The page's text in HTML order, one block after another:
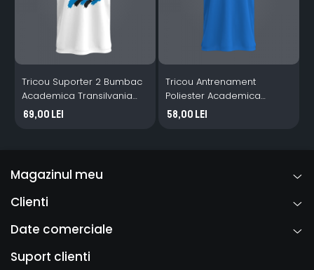
Tricou Suporter 2 Bumbac
Academica Transilvania
alb
69,00 Lei
Tricou Antrenament
Poliester Academica
Transilvania albastru
58,00 Lei
Magazinul meu
Clienti
Date comerciale
Suport clienti